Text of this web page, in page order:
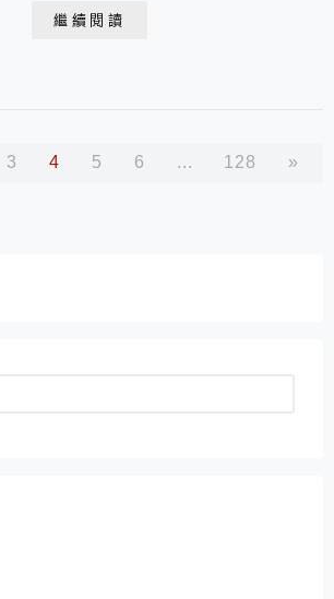
平日小奢華，新馬辣都能讓人滿足而
繼續閱讀
3 4 5 6 ... 128 »